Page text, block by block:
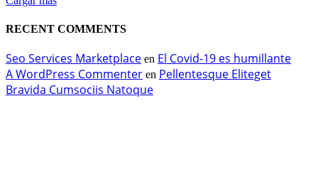
RECENT COMMENTS
Seo Services Marketplace en El Covid-19 es humillante
A WordPress Commenter en Pellentesque Eliteget
Bravida Cumsociis Natoque